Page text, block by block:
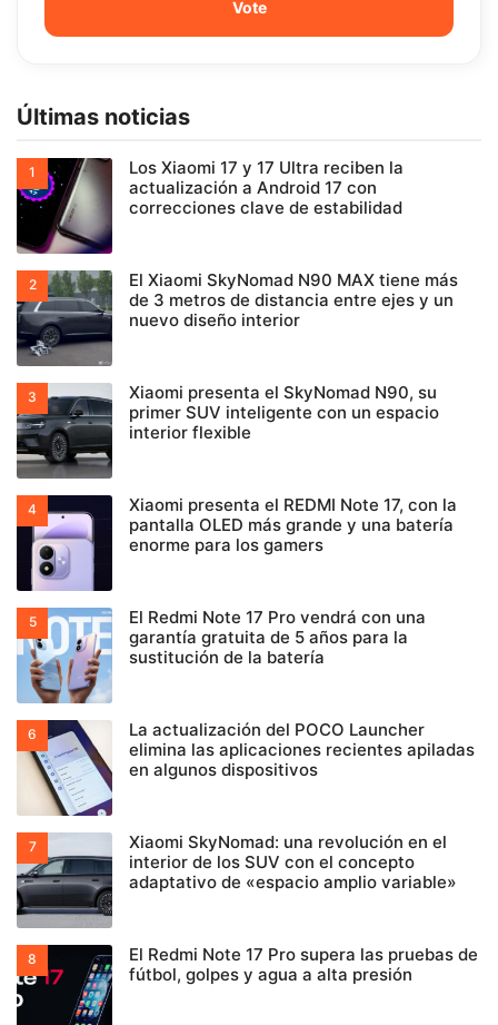
Últimas noticias
Los Xiaomi 17 y 17 Ultra reciben la
actualización a Android 17 con
correcciones clave de estabilidad
El Xiaomi SkyNomad N90 MAX tiene más
de 3 metros de distancia entre ejes y un
nuevo diseño interior
Xiaomi presenta el SkyNomad N90, su
primer SUV inteligente con un espacio
interior flexible
Xiaomi presenta el REDMI Note 17, con la
pantalla OLED más grande y una batería
enorme para los gamers
El Redmi Note 17 Pro vendrá con una
garantía gratuita de 5 años para la
sustitución de la batería
La actualización del POCO Launcher
elimina las aplicaciones recientes apiladas
en algunos dispositivos
Xiaomi SkyNomad: una revolución en el
interior de los SUV con el concepto
adaptativo de «espacio amplio variable»
El Redmi Note 17 Pro supera las pruebas de
fútbol, golpes y agua a alta presión